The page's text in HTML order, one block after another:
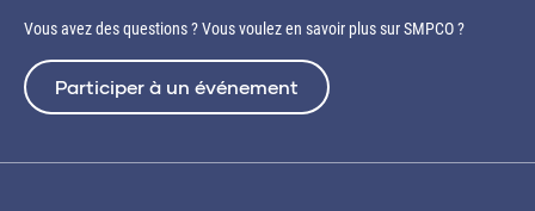
Vous avez des questions ? Vous voulez en savoir plus sur SMPCO ?
Participer à un événement